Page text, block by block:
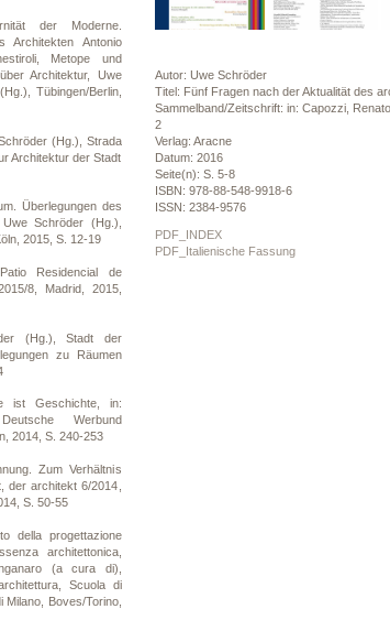
der Moderne.
Architekten Antonio
Metope und
Architektur, Uwe
Tübingen/Berlin,
(Hg.), Strada
Architektur der Stadt
Überlegungen des
Schröder (Hg.),
2015, S. 12-19
Residencial de
8, Madrid, 2015,
(Hg.), Stadt der
zu Räumen
ist Geschichte, in:
Werbund
2014, S. 240-253
Zum Verhältnis
der architekt 6/2014,
S. 50-55
della progettazione
architettonica,
(a cura di),
Scuola di
Milano, Boves/Torino,
Autor: Uwe Schröder
Titel: Fünf Fragen nach der Aktualität des
Sammelband/Zeitschrift: in: Capozzi,
2
Verlag: Aracne
Datum: 2016
Seite(n): S. 5-8
ISBN: 978-88-548-9918-6
ISSN: 2384-9576
PDF_INDEX
PDF_Italienische Fassung